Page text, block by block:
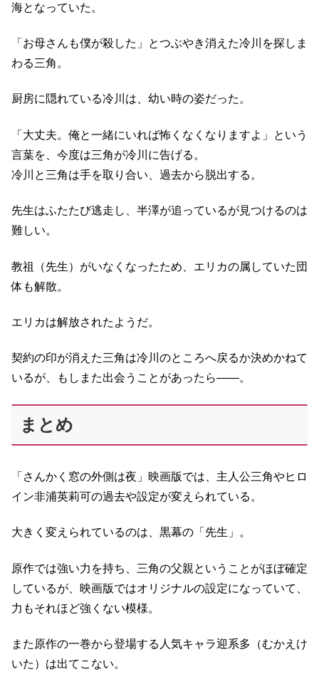
海となっていた。
「お母さんも僕が殺した」とつぶやき消えた冷川を探しま
わる三角。
厨房に隠れている冷川は、幼い時の姿だった。
「大丈夫。俺と一緒にいれば怖くなくなりますよ」という
言葉を、今度は三角が冷川に告げる。
冷川と三角は手を取り合い、過去から脱出する。
先生はふたたび逃走し、半澤が追っているが見つけるのは
難しい。
教祖（先生）がいなくなったため、エリカの属していた団
体も解散。
エリカは解放されたようだ。
契約の印が消えた三角は冷川のところへ戻るか決めかねて
いるが、もしまた出会うことがあったら――。
まとめ
「さんかく窓の外側は夜」映画版では、主人公三角やヒロ
イン非浦英莉可の過去や設定が変えられている。
大きく変えられているのは、黒幕の「先生」。
原作では強い力を持ち、三角の父親ということがほぼ確定
しているが、映画版ではオリジナルの設定になっていて、
力もそれほど強くない模様。
また原作の一巻から登場する人気キャラ迎系多（むかえけ
いた）は出てこない。